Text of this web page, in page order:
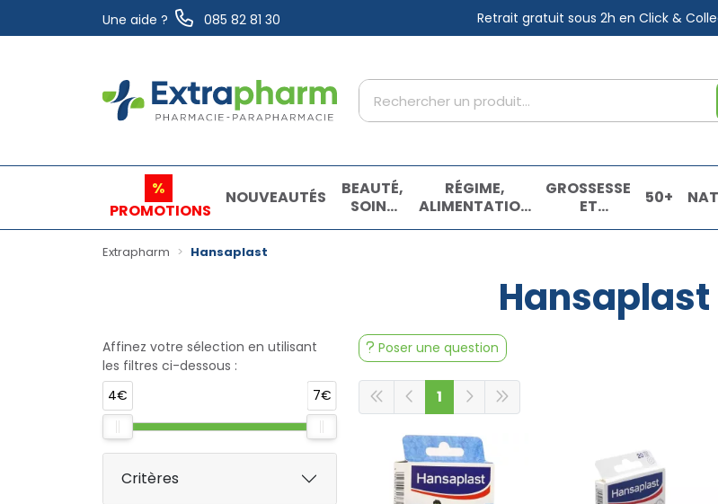
Une aide ? 085 82 81 30 Retrait gratuit sous 2h en Click &
Extrapharm Votre pharmacie en ligne à votre service
%
PROMOTIONS
NOUVEAUTÉS
BEAUTÉ,
SOINS
ET
RÉGIME,
ALIMENTATION
& VITAMINES
GROSSESSE
ET
ENFANTS
50+
Extrapharm Hansaplast
Hansaplast
Poser une question
1
Affinez votre sélection en utilisant
les filtres ci-dessous :
4€
7€
Critères